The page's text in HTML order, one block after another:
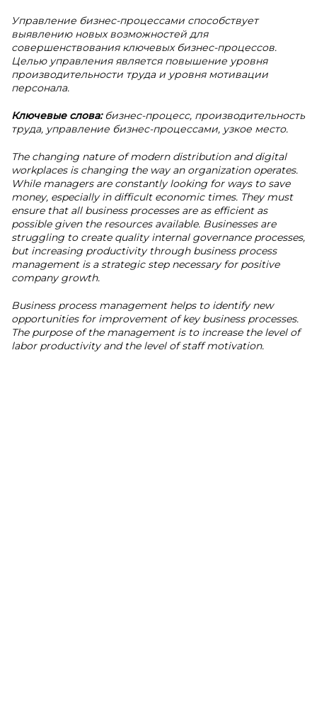
Управление бизнес-процессами способствует
выявлению новых возможностей для
совершенствования ключевых бизнес-процессов.
Целью управления является повышение уровня
производительности труда и уровня мотивации
персонала.
Ключевые слова:бизнес-процесс, производительность
труда, управление бизнес-процессами, узкое место.
The changing nature of modern distribution and digital
workplaces is changing the way an organization operates.
While managers are constantly looking for ways to save
money, especially in difficult economic times. They must
ensure that all business processes are as efficient as
possible given the resources available. Businesses are
struggling to create quality internal governance processes,
but increasing productivity through business process
management is a strategic step necessary for positive
company growth.
Business process management helps to identify new
opportunities for improvement of key business processes.
The purpose of the management is to increase the level of
labor productivity and the level of staff motivation.